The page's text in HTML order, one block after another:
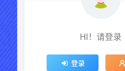
HI！请登录
登录